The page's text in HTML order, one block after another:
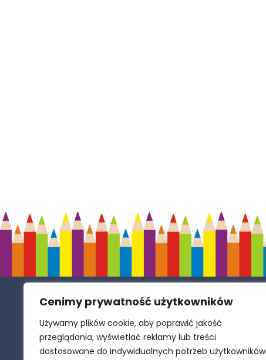
Cenimy prywatność użytkowników
Używamy plików cookie, aby poprawić jakość
przeglądania, wyświetlać reklamy lub treści
dostosowane do indywidualnych potrzeb użytkowników
Samorządowe Przedszkole w Zespole
Szkolno-Przedszkolnym w Polance
Wielkiej